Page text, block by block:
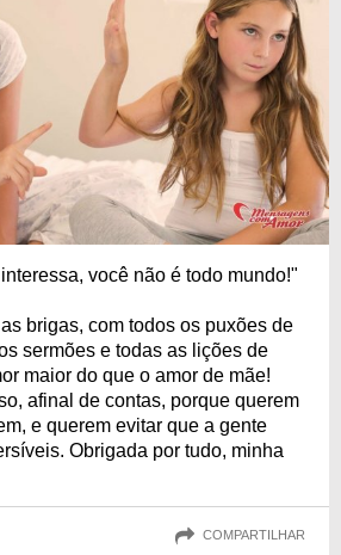
você não é todo mundo!"
brigas, com todos os puxões de
sermões e todas as lições de
maior do que o amor de mãe!
afinal de contas, porque querem
e querem evitar que a gente
Obrigada por tudo, minha
COMPARTILHAR